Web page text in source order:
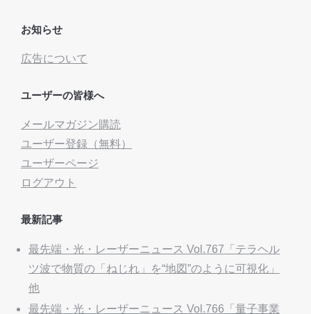
お知らせ
広告について
ユーザーの皆様へ
メールマガジン購読
ユーザー登録（無料）
ユーザーページ
ログアウト
最新記事
最先端・光・レーザーニュース Vol.767「テラヘル
ツ波で物質の「ねじれ」を“地図”のように可視化」
他
最先端・光・レーザーニュース Vol.766「量子事業